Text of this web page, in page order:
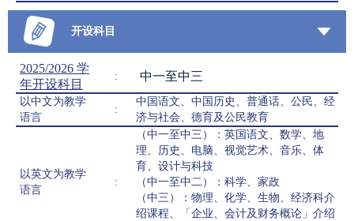
开设科目
2025/2026 学
年开设科目
: 中一至中三
以中文为教学
语言
:
中国语文、中国历史、普通话、公民、经
济与社会、德育及公民教育
以英文为教学
语言
:
（中一至中三）：英国语文、数学、地
理、历史、电脑、视觉艺术、音乐、体
育、设计与科技
（中一至中二）：科学、家政
（中三）：物理、化学、生物、经济科介
绍课程、「企业、会计及财务概论」介绍